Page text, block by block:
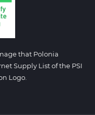
that Polonia
Supply List of the PSI
Logo.